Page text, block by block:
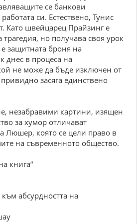
се банкови
си. Естествено, Тунис
Като швейцарец Прайзинг е
но получава своя урок
защитната броня на
днес в процеса на
не може да бъде изключен от
засяга единствено
незабравими картини, изящен
за хумор отличават
Люшер, която се цели право в
на съвременното общество.
книга“
абсурдността на